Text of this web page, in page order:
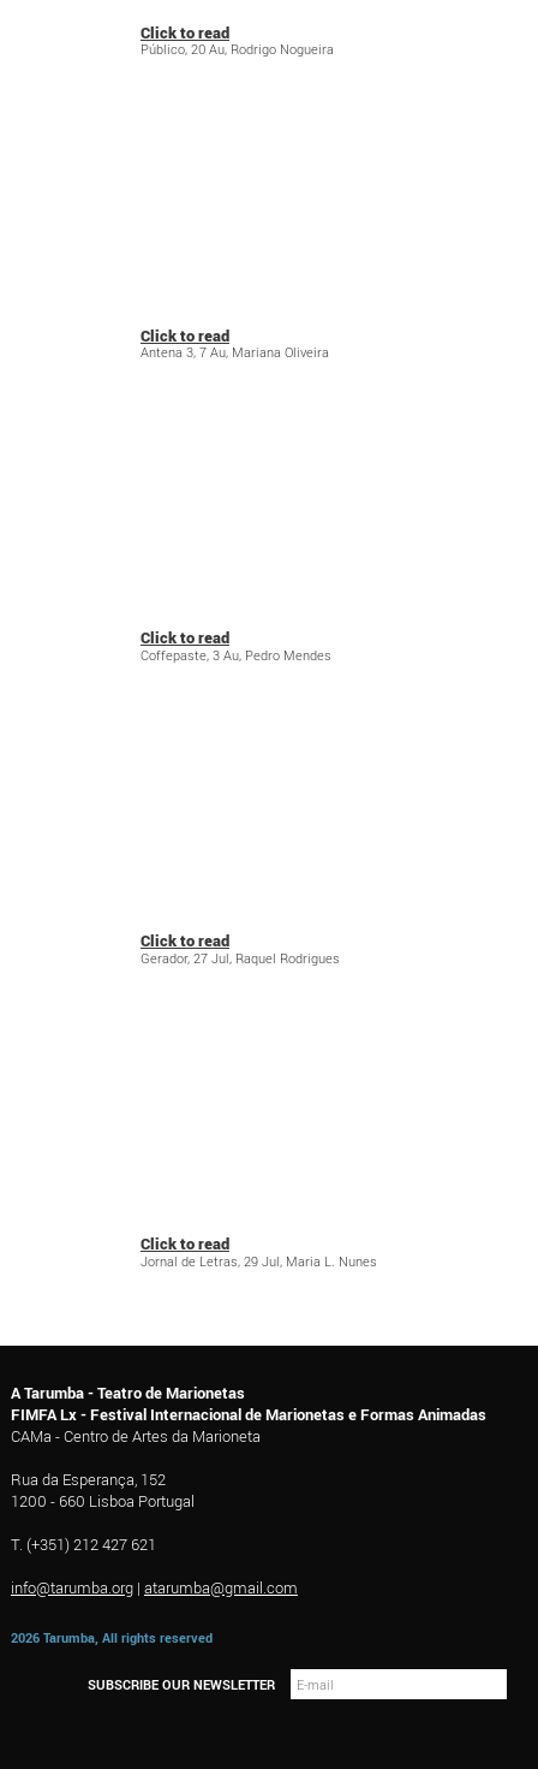
Click to read
Público, 20 Au, Rodrigo Nogueira
Click to read
Antena 3, 7 Au, Mariana Oliveira
Click to read
Coffepaste, 3 Au, Pedro Mendes
Click to read
Gerador, 27 Jul, Raquel Rodrigues
Click to read
Jornal de Letras, 29 Jul, Maria L. Nunes
A Tarumba - Teatro de Marionetas
FIMFA Lx - Festival Internacional de Marionetas e Formas Animadas
CAMa - Centro de Artes da Marioneta
Rua da Esperança, 152
1200 - 660 Lisboa Portugal
T. (+351) 212 427 621
info@tarumba.org| atarumba@gmail.com
2026 Tarumba, All rights reserved
SUBSCRIBE OUR NEWSLETTER